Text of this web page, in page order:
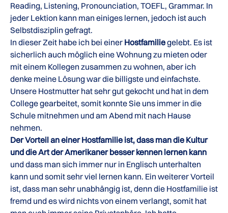
Reading, Listening, Pronounciation, TOEFL, Grammar. In
jeder Lektion kann man einiges lernen, jedoch ist auch
Selbstdisziplin gefragt.
In dieser Zeit habe ich bei einer Hostfamiliegelebt. Es ist
sicherlich auch möglich eine Wohnung zu mieten oder
mit einem Kollegen zusammen zu wohnen, aber ich
denke meine Lösung war die billigste und einfachste.
Unsere Hostmutter hat sehr gut gekocht und hat in dem
College gearbeitet, somit konnte Sie uns immer in die
Schule mitnehmen und am Abend mit nach Hause
nehmen.
Der Vorteil an einer Hostfamilie ist, dass man die Kultur
und die Art der Amerikaner besser kennen lernen kann
und dass man sich immer nur in Englisch unterhalten
kann und somit sehr viel lernen kann. Ein weiterer Vorteil
ist, dass man sehr unabhängig ist, denn die Hostfamilie ist
fremd und es wird nichts von einem verlangt, somit hat